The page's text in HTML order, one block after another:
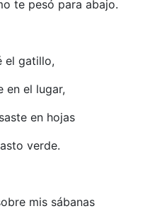
te pesó para abajo.
el gatillo,
en el lugar,
en hojas
verde.
mis sábanas